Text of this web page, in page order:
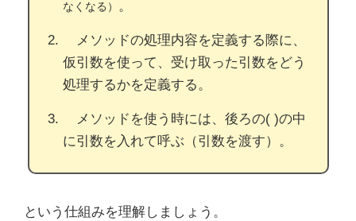
なくなる） 。
メソッドの処理内容を定義する際に、
仮引数を使って、受け取った引数をどう
処理するかを定義する。
メソッドを使う時には、後ろの( )の中
に引数を入れて呼ぶ（引数を渡す）。
という仕組みを理解しましょう。